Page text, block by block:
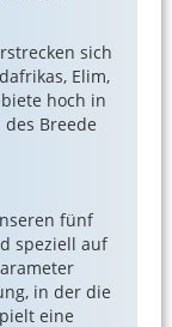
sich
Elim,
hoch in
Breede
fünf
speziell auf
in der die
eine